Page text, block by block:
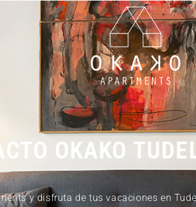
OKAKO
y disfruta de tus vacaciones en